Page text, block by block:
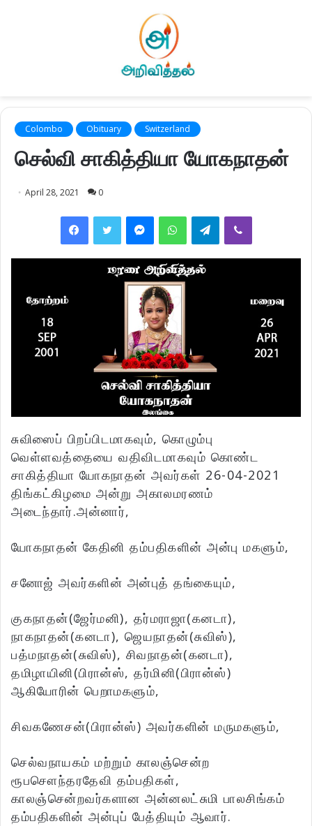
Colombo Obituary Switzerland
செல்வி சாகித்தியா யோகநாதன்
April 28, 2021 0
FacebookTwitter MessengerWhatsAppTelegramViber
சுவிஸைப் பிறப்பிடமாகவும், கொழும்பு
வெள்ளவத்தையை வதிவிடமாகவும் கொண்ட
சாகித்தியா யோகநாதன் அவர்கள் 26-04-2021
திங்கட்கிழமை அன்று அகாலமரணம்
அடைந்தார்.அன்னார்,
யோகநாதன் கேதினி தம்பதிகளின் அன்பு மகளும்,
சனோஜ் அவர்களின் அன்புத் தங்கையும்,
குகநாதன்(ஜேர்மனி), தர்மராஜா(கனடா),
நாகநாதன்(கனடா), ஜெயநாதன்(சுவிஸ்),
பத்மநாதன்(சுவிஸ்), சிவநாதன்(கனடா),
தமிழாயினி(பிரான்ஸ், தர்மினி(பிரான்ஸ்)
ஆகியோரின் பெறாமகளும்,
சிவகணேசன்(பிரான்ஸ்) அவர்களின் மருமகளும்,
செல்வநாயகம் மற்றும் காலஞ்சென்ற
ரூபசௌந்தரதேவி தம்பதிகள்,
காலஞ்சென்றவர்களான அன்னலட்சுமி பாலசிங்கம்
தம்பதிகளின் அன்புப் பேத்தியும் ஆவார்.